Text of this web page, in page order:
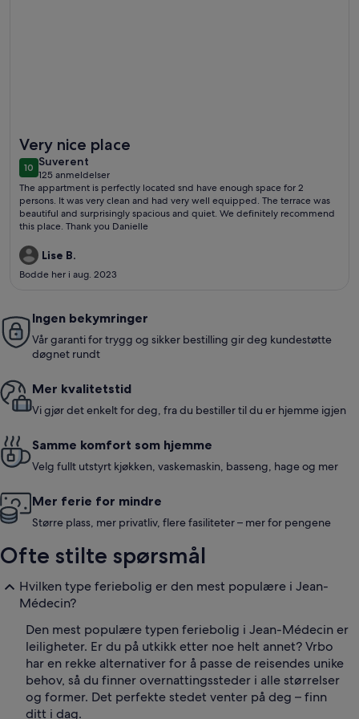
Very nice place
1010 av 10
Suverent
suverent
125 anmeldelser
(125
anmeldelser)
The appartment is perfectly located snd have enough space for 2
persons. It was very clean and had very well equipped. The terrace was
beautiful and surprisingly spacious and quiet. We definitely recommend
this place. Thank you Danielle
Lise B.
Bodde her i aug. 2023
Ingen bekymringer
Vår garanti for trygg og sikker bestilling gir deg kundestøtte
døgnet rundt
Mer kvalitetstid
Vi gjør det enkelt for deg, fra du bestiller til du er hjemme igjen
Samme komfort som hjemme
Velg fullt utstyrt kjøkken, vaskemaskin, basseng, hage og mer
Mer ferie for mindre
Større plass, mer privatliv, flere fasiliteter – mer for pengene
Ofte stilte spørsmål
Hvilken type feriebolig er den mest populære i Jean-
Médecin?
Den mest populære typen feriebolig i Jean-Médecin er
leiligheter. Er du på utkikk etter noe helt annet? Vrbo
har en rekke alternativer for å passe de reisendes unike
behov, så du finner overnattingssteder i alle størrelser
og former. Det perfekte stedet venter på deg – finn
ditt i dag.